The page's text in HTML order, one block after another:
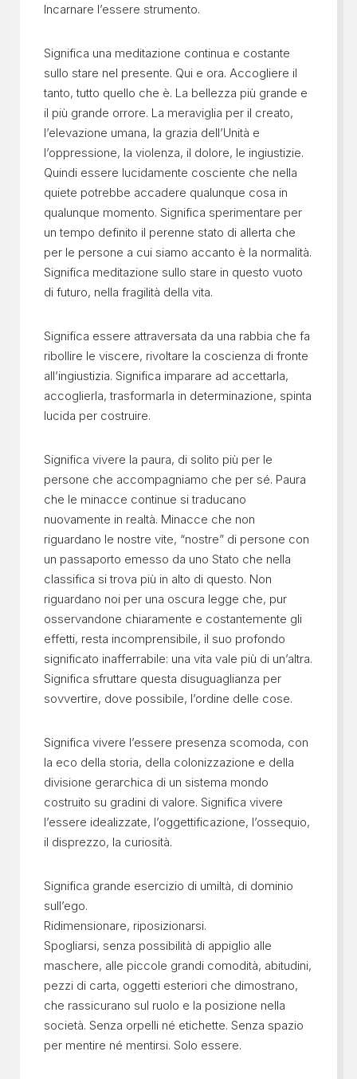
Incarnare l’essere strumento.
Significa una meditazione continua e costante
sullo stare nel presente. Qui e ora. Accogliere il
tanto, tutto quello che è. La bellezza più grande e
il più grande orrore. La meraviglia per il creato,
l’elevazione umana, la grazia dell’Unità e
l’oppressione, la violenza, il dolore, le ingiustizie.
Quindi essere lucidamente cosciente che nella
quiete potrebbe accadere qualunque cosa in
qualunque momento. Significa sperimentare per
un tempo definito il perenne stato di allerta che
per le persone a cui siamo accanto è la normalità.
Significa meditazione sullo stare in questo vuoto
di futuro, nella fragilità della vita.
Significa essere attraversata da una rabbia che fa
ribollire le viscere, rivoltare la coscienza di fronte
all’ingiustizia. Significa imparare ad accettarla,
accoglierla, trasformarla in determinazione, spinta
lucida per costruire.
Significa vivere la paura, di solito più per le
persone che accompagniamo che per sé. Paura
che le minacce continue si traducano
nuovamente in realtà. Minacce che non
riguardano le nostre vite, “nostre” di persone con
un passaporto emesso da uno Stato che nella
classifica si trova più in alto di questo. Non
riguardano noi per una oscura legge che, pur
osservandone chiaramente e costantemente gli
effetti, resta incomprensibile, il suo profondo
significato inafferrabile: una vita vale più di un’altra.
Significa sfruttare questa disuguaglianza per
sovvertire, dove possibile, l’ordine delle cose.
Significa vivere l’essere presenza scomoda, con
la eco della storia, della colonizzazione e della
divisione gerarchica di un sistema mondo
costruito su gradini di valore. Significa vivere
l’essere idealizzate, l’oggettificazione, l’ossequio,
il disprezzo, la curiosità.
Significa grande esercizio di umiltà, di dominio
sull’ego.
Ridimensionare, riposizionarsi.
Spogliarsi, senza possibilità di appiglio alle
maschere, alle piccole grandi comodità, abitudini,
pezzi di carta, oggetti esteriori che dimostrano,
che rassicurano sul ruolo e la posizione nella
società. Senza orpelli né etichette. Senza spazio
per mentire né mentirsi. Solo essere.